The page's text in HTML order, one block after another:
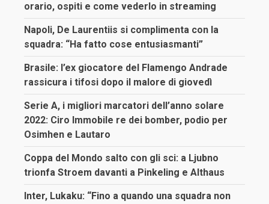
orario, ospiti e come vederlo in streaming
Napoli, De Laurentiis si complimenta con la
squadra: “Ha fatto cose entusiasmanti”
Brasile: l’ex giocatore del Flamengo Andrade
rassicura i tifosi dopo il malore di giovedì
Serie A, i migliori marcatori dell’anno solare
2022: Ciro Immobile re dei bomber, podio per
Osimhen e Lautaro
Coppa del Mondo salto con gli sci: a Ljubno
trionfa Stroem davanti a Pinkeling e Althaus
Inter, Lukaku: “Fino a quando una squadra non